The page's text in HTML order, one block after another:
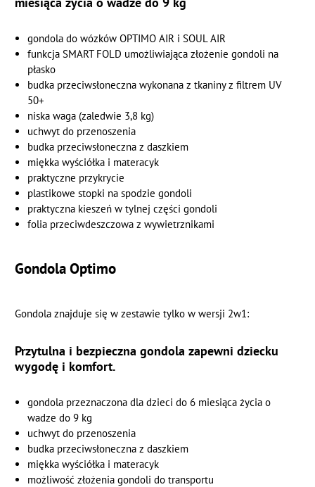
gondola do wózków OPTIMO AIR i SOUL AIR
funkcja SMART FOLD umożliwiająca złożenie gondoli na
płasko
budka przeciwsłoneczna wykonana z tkaniny z filtrem UV
50+
niska waga (zaledwie 3,8 kg)
uchwyt do przenoszenia
budka przeciwsłoneczna z daszkiem
miękka wyściółka i materacyk
praktyczne przykrycie
plastikowe stopki na spodzie gondoli
praktyczna kieszeń w tylnej części gondoli
folia przeciwdeszczowa z wywietrznikami
Gondola Optimo
Gondola znajduje się w zestawie tylko w wersji 2w1:
Przytulna i bezpieczna gondola zapewni dziecku
wygodę i komfort.
gondola przeznaczona dla dzieci do 6 miesiąca życia o
wadze do 9 kg
uchwyt do przenoszenia
budka przeciwsłoneczna z daszkiem
miękka wyściółka i materacyk
możliwość złożenia gondoli do transportu